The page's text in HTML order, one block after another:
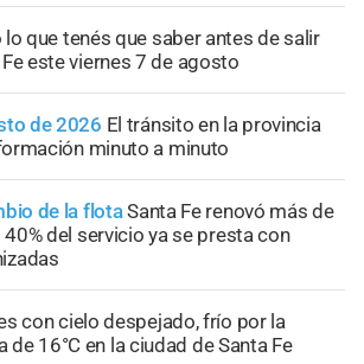
lo que tenés que saber antes de salir
este viernes 7 de agosto
de 2026 El tránsito en la provincia
minuto a minuto
de la flotaSanta Fe renovó más de
del servicio ya se presta con
con cielo despejado, frío por la
de 16°C en la ciudad de Santa Fe